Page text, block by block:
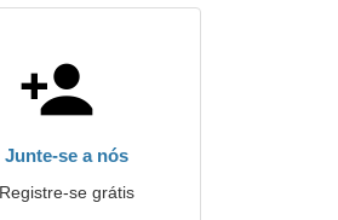
Junte-se a nós
Registre-se grátis